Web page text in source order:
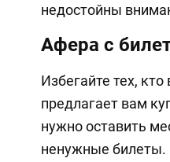
недостойны
Афера с
Избегайте тех,
предлагает вам
нужно оставить
ненужные билеты.